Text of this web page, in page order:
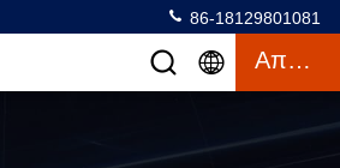
86-18129801081
Απόσπασμα